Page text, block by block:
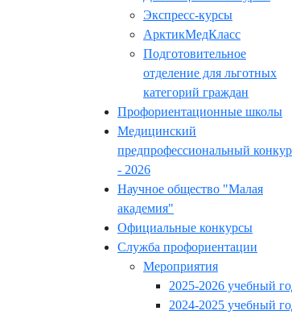
Экспресс-курсы
АрктикМедКласс
Подготовительное
отделение для льготных
категорий граждан
Профориентационные школы
Медицинский
предпрофессиональный
- 2026
Научное общество "Малая
академия"
Официальные конкурсы
Служба профориентации
Мероприятия
2025-2026 учебный
2024-2025 учебный